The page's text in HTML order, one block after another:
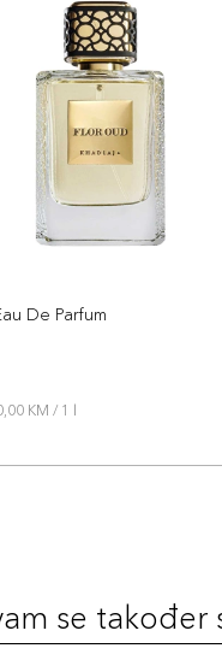
De Parfum
KM / 1 l
se također